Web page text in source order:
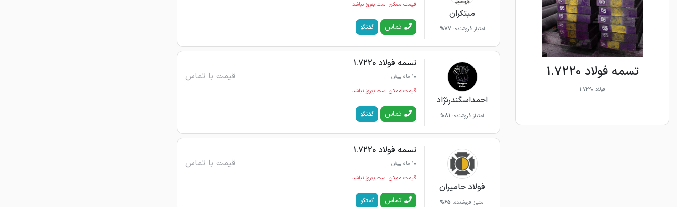
تسمه فولاد 1.7220
فولاد 1.7220
مبتکران
امتیاز فروشنده: 77%
قیمت ممکن است به‌روز نباشد
تماس گفتگو
احمداسگندرنژاد
امتیاز فروشنده: 81%
تسمه فولاد 1.7220
10 ماه پیش قیمت با تماس
قیمت ممکن است به‌روز نباشد
تماس گفتگو
فولاد حامیران
امتیاز فروشنده: 65%
تسمه فولاد 1.7220
10 ماه پیش قیمت با تماس
قیمت ممکن است به‌روز نباشد
تماس گفتگو